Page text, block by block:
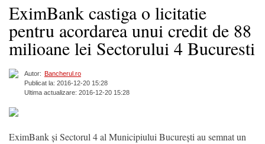
EximBank castiga o licitatie
pentru acordarea unui credit de 88
milioane lei Sectorului 4 Bucuresti
Autor: Bancherul.ro
Publicat la: 2016-12-20 15:28
Ultima actualizare: 2016-12-20 15:28
EximBank și Sectorul 4 al Municipiului București au semnat un